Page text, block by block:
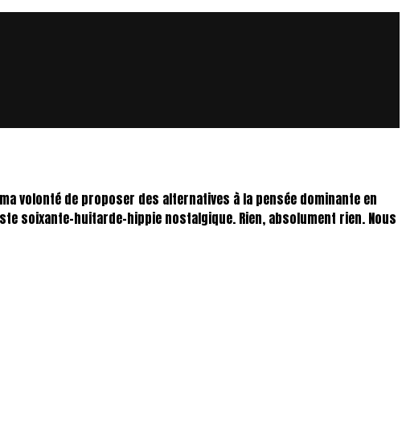
volonté de proposer des alternatives à la pensée dominante en
soixante-huitarde-hippie nostalgique. Rien, absolument rien. Nous